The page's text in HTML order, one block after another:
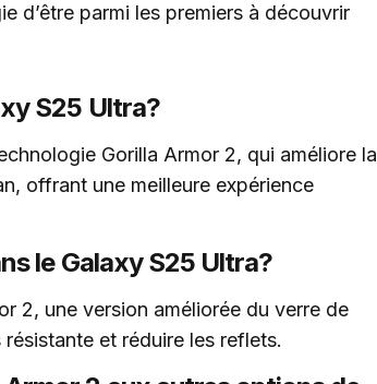
d’être parmi les premiers à découvrir
S25 Ultra?
Gorilla Armor 2, qui améliore la
offrant une meilleure expérience
le Galaxy S25 Ultra?
2, une version améliorée du verre de
et réduire les reflets.